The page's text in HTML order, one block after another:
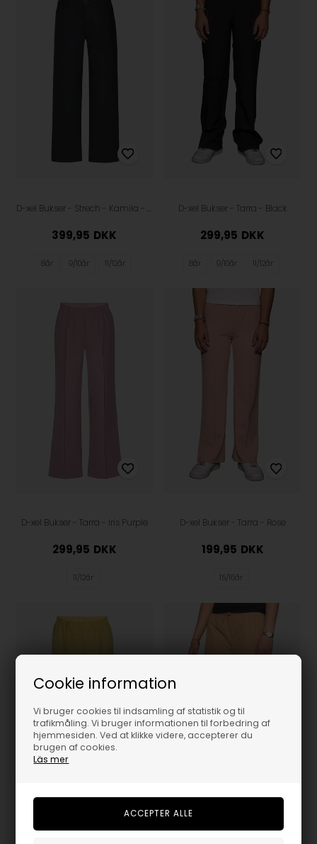
Cookie information
Vi bruger cookies til indsamling af statistik og til
trafikmåling. Vi bruger informationen til forbedring af
hjemmesiden. Ved at klikke videre, accepterer du
brugen af cookies.
Läs mer
D-xel Bukser - Strech - Kamila - Black
399,95 DKK
8år 9/10år 11/12år
D-xel Bukser - Tarra - Black
299,95 DKK
8år 9/10år 11/12år
D-xel Bukser - Tarra - Iris Purple
299,95 DKK
11/12år
D-xel Bukser - Tarra - Rose
199,95 DKK
15/16år